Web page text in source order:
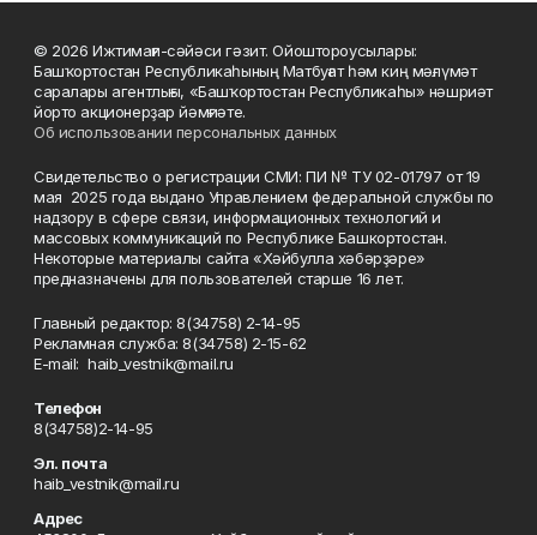
© 2026 Ижтимағи-сәйәси гәзит. Ойоштороусылары:
Башҡортостан Республикаһының Матбуғат һәм киң мәғлүмәт
саралары агентлығы, «Башҡортостан Республикаһы» нәшриәт
йорто акционерҙар йәмғиәте.
Об использовании персональных данных
Свидетельство о регистрации СМИ: ПИ № ТУ 02-01797 от 19
мая 2025 года выдано Управлением федеральной службы по
надзору в сфере связи, информационных технологий и
массовых коммуникаций по Республике Башкортостан.
Некоторые материалы сайта «Хәйбулла хәбәрҙәре»
предназначены для пользователей старше 16 лет.
Главный редактор: 8(34758) 2-14-95
Рекламная служба: 8(34758) 2-15-62
Е-mаil: haib_vestnik@mail.ru
Телефон
8(34758)2-14-95
Эл. почта
haib_vestnik@mail.ru
Адрес